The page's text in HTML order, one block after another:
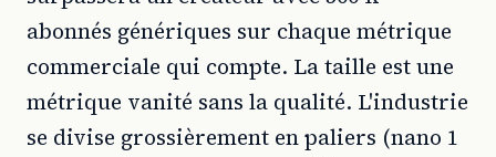
abonnés génériques sur chaque métrique
commerciale qui compte. La taille est une
métrique vanité sans la qualité. L'industrie
se divise grossièrement en paliers (nano 1